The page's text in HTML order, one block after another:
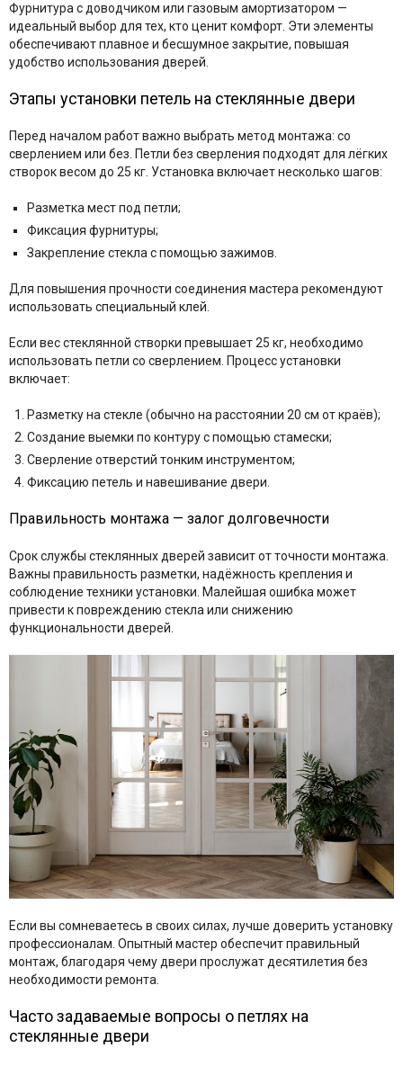
Фурнитура с доводчиком или газовым амортизатором —
идеальный выбор для тех, кто ценит комфорт. Эти элементы
обеспечивают плавное и бесшумное закрытие, повышая
удобство использования дверей.
Этапы установки петель на стеклянные двери
Перед началом работ важно выбрать метод монтажа: со
сверлением или без. Петли без сверления подходят для лёгких
створок весом до 25 кг. Установка включает несколько шагов:
Разметка мест под петли;
Фиксация фурнитуры;
Закрепление стекла с помощью зажимов.
Для повышения прочности соединения мастера рекомендуют
использовать специальный клей.
Если вес стеклянной створки превышает 25 кг, необходимо
использовать петли со сверлением. Процесс установки
включает:
Разметку на стекле (обычно на расстоянии 20 см от краёв);
Создание выемки по контуру с помощью стамески;
Сверление отверстий тонким инструментом;
Фиксацию петель и навешивание двери.
Правильность монтажа — залог долговечности
Срок службы стеклянных дверей зависит от точности монтажа.
Важны правильность разметки, надёжность крепления и
соблюдение техники установки. Малейшая ошибка может
привести к повреждению стекла или снижению
функциональности дверей.
Если вы сомневаетесь в своих силах, лучше доверить установку
профессионалам. Опытный мастер обеспечит правильный
монтаж, благодаря чему двери прослужат десятилетия без
необходимости ремонта.
Часто задаваемые вопросы о петлях на
стеклянные двери